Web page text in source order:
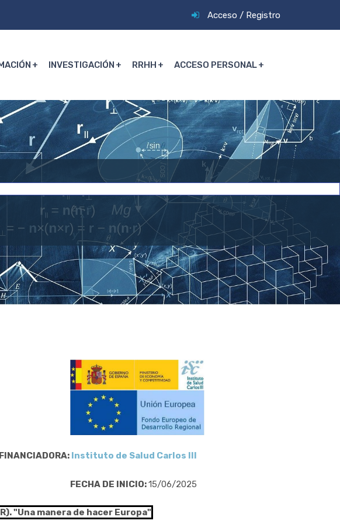
Acceso / Registro
INVESTIGACIÓN RRHH ACCESO PERSONAL
Instituto de Salud Carlos III
FECHA DE INICIO:15/06/2025
"Una manera de hacer Europa"